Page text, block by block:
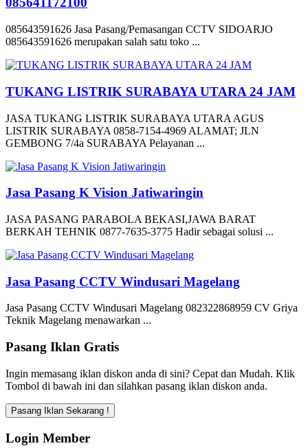
085643591626 Jasa Pasang/Pemasangan CCTV SIDOARJO
085643591626 merupakan salah satu toko ...
TUKANG LISTRIK SURABAYA UTARA 24 JAM
JASA TUKANG LISTRIK SURABAYA UTARA AGUS
LISTRIK SURABAYA 0858-7154-4969 ALAMAT; JLN
GEMBONG 7/4a SURABAYA Pelayanan ...
Jasa Pasang K Vision Jatiwaringin
JASA PASANG PARABOLA BEKASI,JAWA BARAT
BERKAH TEHNIK 0877-7635-3775 Hadir sebagai solusi ...
Jasa Pasang CCTV Windusari Magelang
Jasa Pasang CCTV Windusari Magelang 082322868959 CV Griya
Teknik Magelang menawarkan ...
Pasang Iklan Gratis
Ingin memasang iklan diskon anda di sini? Cepat dan Mudah. Klik
Tombol di bawah ini dan silahkan pasang iklan diskon anda.
Login Member